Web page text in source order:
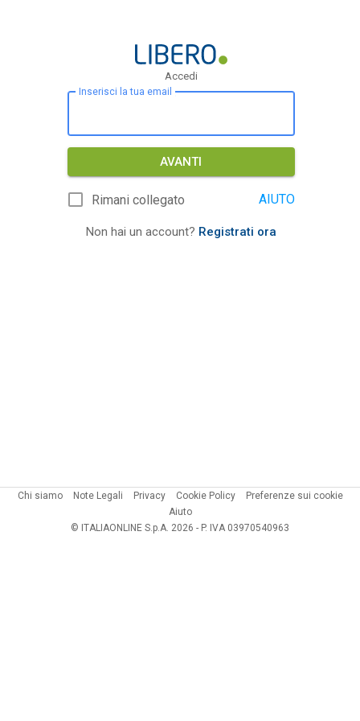
Accedi
Inserisci la tua email
AVANTI
Rimani collegato AIUTO
Non hai un account? Registrati ora
Chi siamo Note Legali Privacy Cookie Policy
Preferenze sui cookie
Aiuto
© ITALIAONLINE S.p.A. 2026 - P. IVA 03970540963